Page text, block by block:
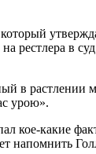
в
в растлении
урою».
кое-какие
напомнить